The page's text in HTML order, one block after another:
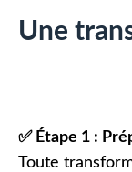
Une
✅ Étape 1 :
Toute